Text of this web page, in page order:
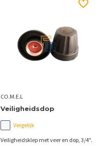
CO.M.E.L
Veiligheidsdop
Vergelijk
Veiligheidsklep met veer en dop, 3/4".